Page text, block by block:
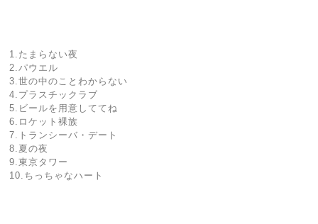
1.たまらない夜
2.パウエル
3.世の中のことわからない
4.プラスチックラブ
5.ビールを用意しててね
6.ロケット裸族
7.トランシーバ・デート
8.夏の夜
9.東京タワー
10.ちっちゃなハート